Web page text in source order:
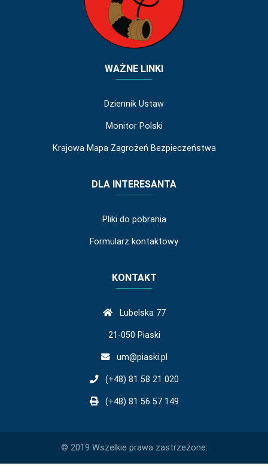
WAŻNE LINKI
Dziennik Ustaw
Monitor Polski
Krajowa Mapa Zagrożeń Bezpieczeństwa
DLA INTERESANTA
Pliki do pobrania
Formularz kontaktowy
KONTAKT
Lubelska 77
21-050 Piaski
um@piaski.pl
(+48) 81 58 21 020
(+48) 81 56 57 149
© 2019 Wszelkie prawa zastrzeżone: